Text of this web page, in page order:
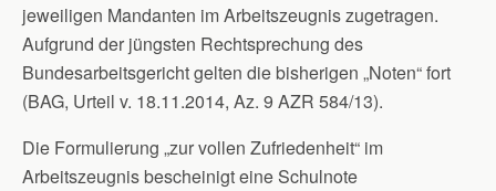
jeweiligen Mandanten im Arbeitszeugnis zugetragen.
Aufgrund der jüngsten Rechtsprechung des
Bundesarbeitsgericht gelten die bisherigen „Noten“ fort
(BAG, Urteil v. 18.11.2014, Az. 9 AZR 584/13).
Die Formulierung „zur vollen Zufriedenheit“ im
Arbeitszeugnis bescheinigt eine Schulnote